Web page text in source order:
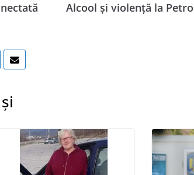
Alcool și violență la